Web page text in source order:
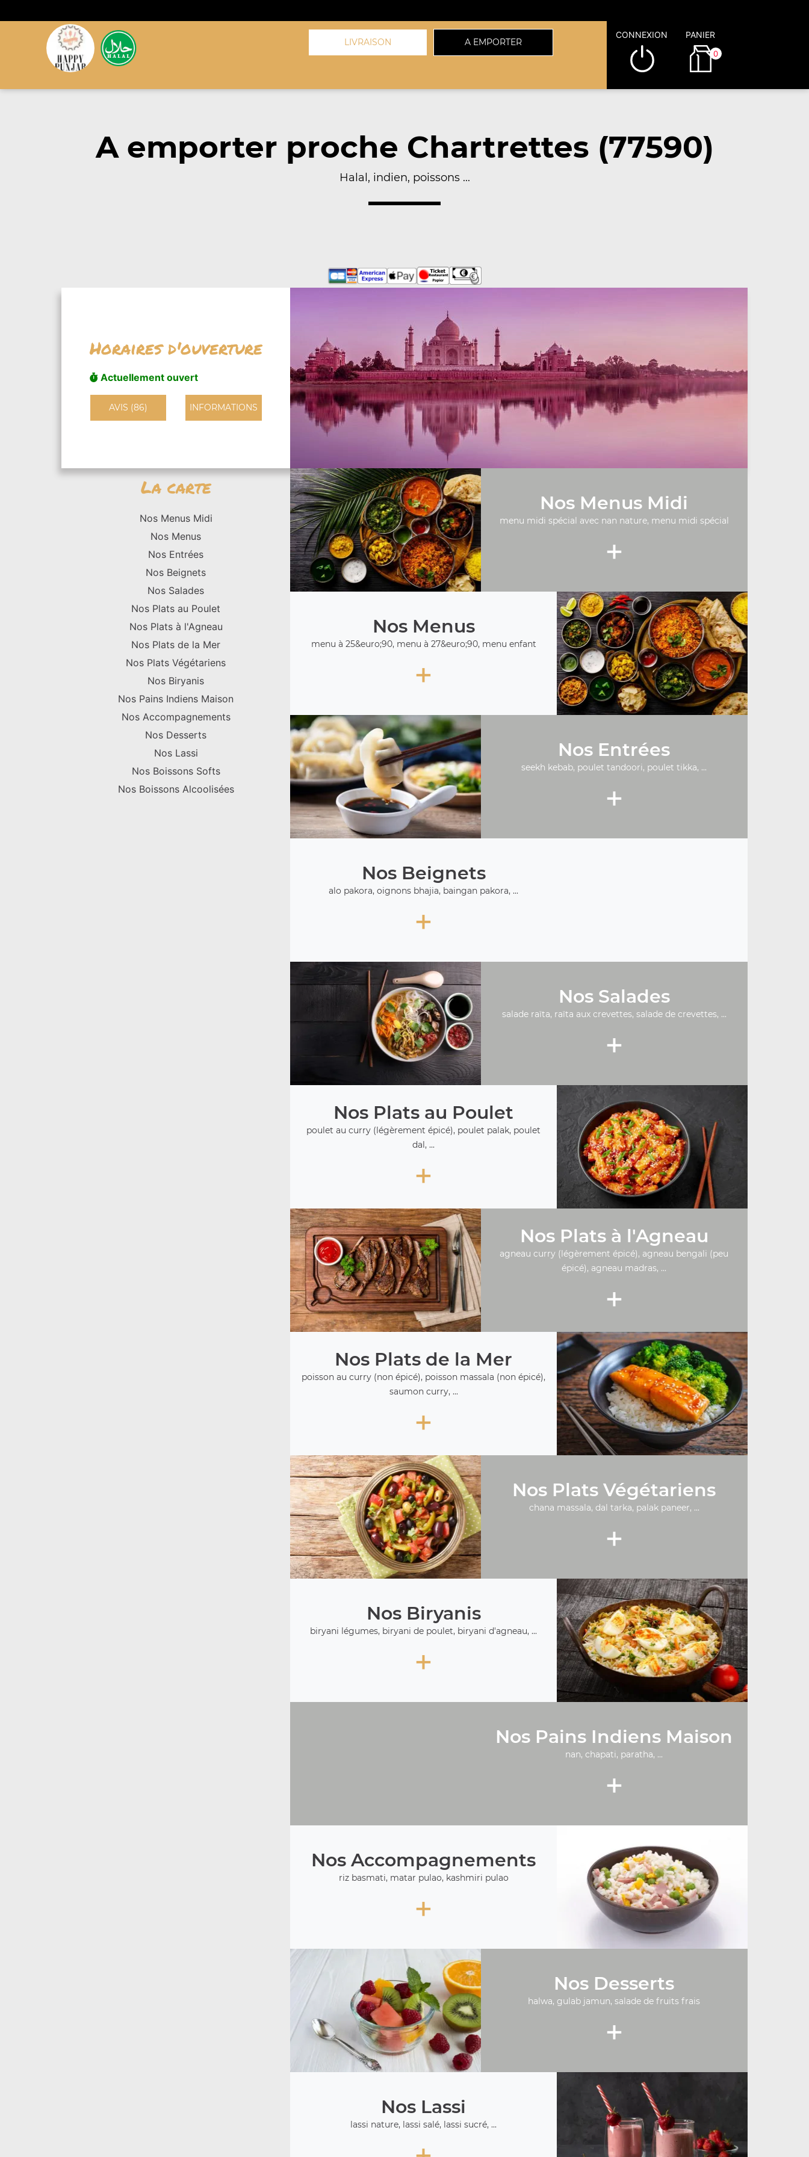
LIVRAISON A EMPORTER
CONNEXION PANIER
0
A emporter proche Chartrettes (77590)
Halal, indien, poissons ...
Horaires d'ouverture
Actuellement ouvert
AVIS (86) INFORMATIONS
La carte
Nos Menus Midi
Nos Menus
Nos Entrées
Nos Beignets
Nos Salades
Nos Plats au Poulet
Nos Plats à l'Agneau
Nos Plats de la Mer
Nos Plats Végétariens
Nos Biryanis
Nos Pains Indiens Maison
Nos Accompagnements
Nos Desserts
Nos Lassi
Nos Boissons Softs
Nos Boissons Alcoolisées
Nos Menus Midi
menu midi spécial avec nan nature, menu midi spécial
+
Nos Menus
menu à 25&euro;90, menu à 27&euro;90, menu enfant
+
Nos Entrées
seekh kebab, poulet tandoori, poulet tikka, ...
+
Nos Beignets
alo pakora, oignons bhajia, baingan pakora, ...
+
Nos Salades
salade raïta, raïta aux crevettes, salade de crevettes, ...
+
Nos Plats au Poulet
poulet au curry (légèrement épicé), poulet palak, poulet
dal, ...
+
Nos Plats à l'Agneau
agneau curry (légèrement épicé), agneau bengali (peu
épicé), agneau madras, ...
+
Nos Plats de la Mer
poisson au curry (non épicé), poisson massala (non épicé),
saumon curry, ...
+
Nos Plats Végétariens
chana massala, dal tarka, palak paneer, ...
+
Nos Biryanis
biryani légumes, biryani de poulet, biryani d'agneau, ...
+
Nos Pains Indiens Maison
nan, chapati, paratha, ...
+
Nos Accompagnements
riz basmati, matar pulao, kashmiri pulao
+
Nos Desserts
halwa, gulab jamun, salade de fruits frais
+
Nos Lassi
lassi nature, lassi salé, lassi sucré, ...